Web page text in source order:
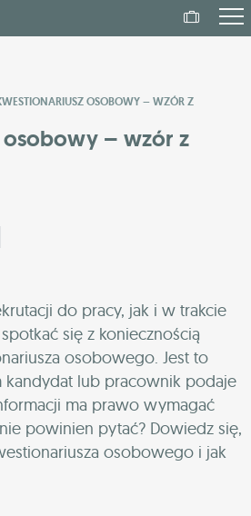
OSOBOWY – WZÓR Z
osobowy – wzór z
do pracy, jak i w trakcie
się z koniecznością
osobowego. Jest to
lub pracownik podaje
ma prawo wymagać
powinien pytać? Dowiedz się,
osobowego i jak